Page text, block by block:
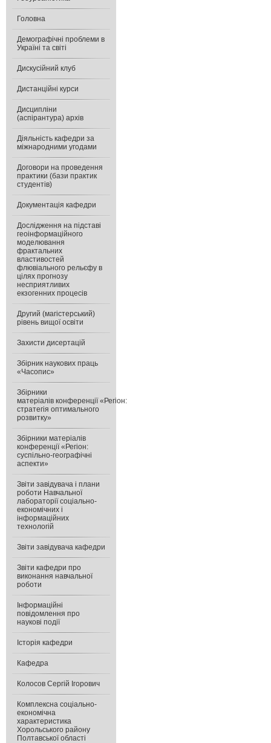
Головна
Демографічні проблеми в
Україні та світі
Дискусійний клуб
Дистанційні курси
Дисципліни
(аспірантура) архів
Діяльність кафедри за
міжнародними угодами
Договори на проведення
практики (бази практик
студентів)
Документація кафедри
Дослідження на підставі
геоінформаційного
моделювання
фрактальних
властивостей
флювіального рельєфу в
цілях прогнозу
несприятливих
екзогенних процесів
Другий (магістерський)
рівень вищої освіти
Захисти дисертацій
Збірник наукових праць
«Часопис»
Збірники
матеріалів конференції «Регіон:
стратегія оптимального
розвитку»
Збірники матеріалів
конференції «Регіон:
суспільно-географічні
аспекти»
Звіти завідувача і плани
роботи Навчальної
лабораторії соціально-
економічних і
інформаційних
технологій
Звіти завідувача кафедри
Звіти кафедри про
виконання навчальної
роботи
Інформаційні
повідомлення про
наукові події
Історія кафедри
Кафедра
Колосов Сергій Ігорович
Комплексна соціально-
економічна
характеристика
Хорольського району
Полтавської області